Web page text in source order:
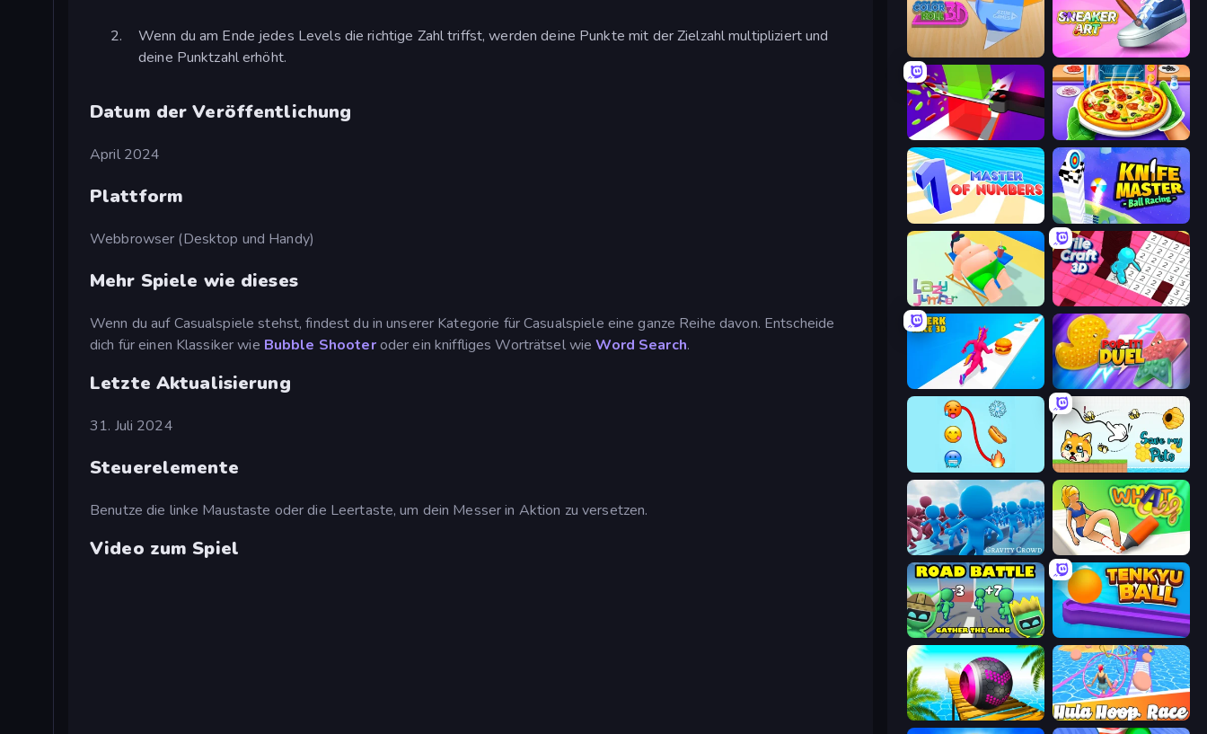
Wenn du am Ende jedes Levels die richtige Zahl triffst, werden deine Punkte mit der Zielzahl multipliziert und
deine Punktzahl erhöht.
Datum der Veröffentlichung
April 2024
Plattform
Webbrowser (Desktop und Handy)
Mehr Spiele wie dieses
Wenn du auf Casualspiele stehst, findest du in unserer Kategorie für Casualspiele eine ganze Reihe davon. Entscheide
dich für einen Klassiker wie Bubble Shooteroder ein kniffliges Worträtsel wieWord Search.
Letzte Aktualisierung
31. Juli 2024
Steuerelemente
Benutze die linke Maustaste oder die Leertaste, um dein Messer in Aktion zu versetzen.
Video zum Spiel
Sneaker Art
Jelly Restaurant Pizza Maker
Master of Numbers Knife Master: Ball Racing
Lazy Jumper Tile Craft 3D
Twerk Race 3D Pop It! Duel
Emoji Puzzle! Save My Pets
Gravity Crowd What a Leg
Road Battle: Gather the Gang Tenkyu Ball
Rolling Balls Sea Race Hula Hoop Race